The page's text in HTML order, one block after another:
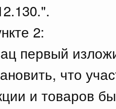
2:
первый
что
и товаров